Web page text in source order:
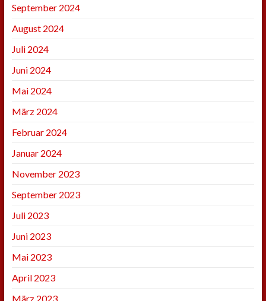
September 2024
August 2024
Juli 2024
Juni 2024
Mai 2024
März 2024
Februar 2024
Januar 2024
November 2023
September 2023
Juli 2023
Juni 2023
Mai 2023
April 2023
März 2023